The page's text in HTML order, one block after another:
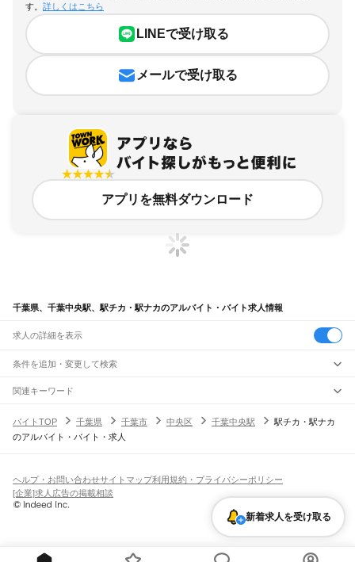
す。 詳しくはこちら
LINEで受け取る
メールで受け取る
アプリを無料ダウンロード
千葉県、千葉中央駅、駅チカ・駅ナカのアルバイト・バイト求人情報
求人の詳細を表示
条件を追加・変更して検索
市区町村を追加・変更
千葉県すべて
千葉市 すべて
旭市習志野市柏市勝浦市市原市流山市八千代市我孫子市鴨川市鎌ケ谷市
君津市富津市浦安市 印西市白井市富里市南房総市
匝瑳市香取市 印旛郡 香取郡山武郡 長生郡夷隅郡
駅を追加・変更
JR中央・総武線
市川駅本八幡駅下総中山駅 津田沼駅
幕張駅
新検見川駅
南酒々井駅
日向駅 横芝駅飯倉駅 干潟駅
職種を追加・変更
飲食・フードサービスすべて
ホールスタッフキッチンスタッフ
パン屋（ベーカリー）
バー（BAR）・バーテンダー
飲食店（店長・マネージャー）
営業テレフォンアポインター（テレアポ） ルートセールス
人気
日払いOK高校生歓迎 髪型・髪色自由
留学生・外国人活躍中
シフト
雇用形態を追加・変更
派遣社員
関連キーワード
バイトTOP
千葉県 千葉市 中央区 千葉中央駅
駅チカ・駅ナカ
のアルバイト・バイト・求人
新着求人を受け取る
ヘルプ・お問い合わせサイトマップ利用規約・プライバシーポリシー
[企業]求人広告の掲載相談